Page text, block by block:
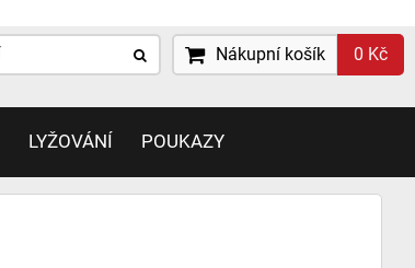
Nákupní košík 0 Kč
LYŽOVÁNÍ POUKAZY